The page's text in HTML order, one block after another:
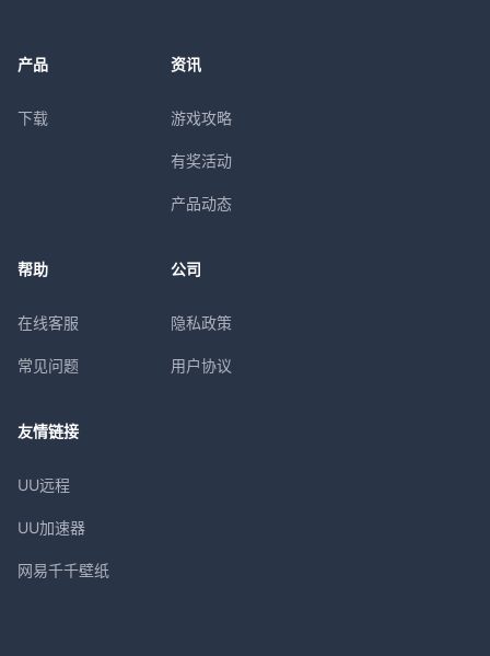
产品
下载
资讯
游戏攻略
有奖活动
产品动态
帮助
在线客服
常见问题
公司
隐私政策
用户协议
友情链接
UU远程
UU加速器
网易千千壁纸